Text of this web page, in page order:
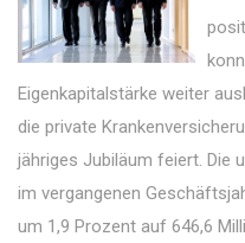
Eigenkapitalstärke weiter
die private
jähriges Jubiläum feiert. Die
im vergangenen
um 1,9 Prozent auf 646,6